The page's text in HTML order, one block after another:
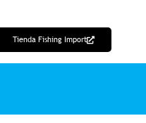
Tienda Fishing Import